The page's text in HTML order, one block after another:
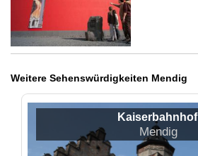
Weitere Sehenswürdigkeiten Mendig
Kaiserbahnhof
Mendig